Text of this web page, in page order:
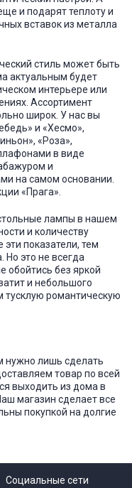
и подарят теплоту и
вставок из металла
стиль может быть
актуальным будет
интерьере или
Ассортимент
широк. У нас вы
и «Хесмо»,
«Роза»,
в виде
и
на самом основании.
«Прага».
лампы в нашем
и количеству
показатели, тем
это не всегда
обойтись без яркой
и небольшого
романтическую
нужно лишь сделать
товар по всей
выходить из дома в
магазин сделает все
покупкой на долгие
Социальные сети